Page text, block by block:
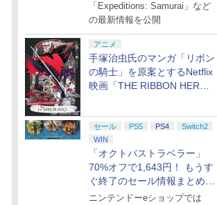
「Expeditions: Samurai」など
の最新情報を公開
アニメ
手塚治虫氏のマンガ「リボン
の騎士」を原案とするNetflix
映画「THE RIBBON HERO
セール PS5 PS4
Switch2
WIN
「オクトパストラベラー」
70%オフで1,643円！ もうす
ぐ終了のセール情報まとめ
【8月8日更新】
ニンテンドーeショップでは